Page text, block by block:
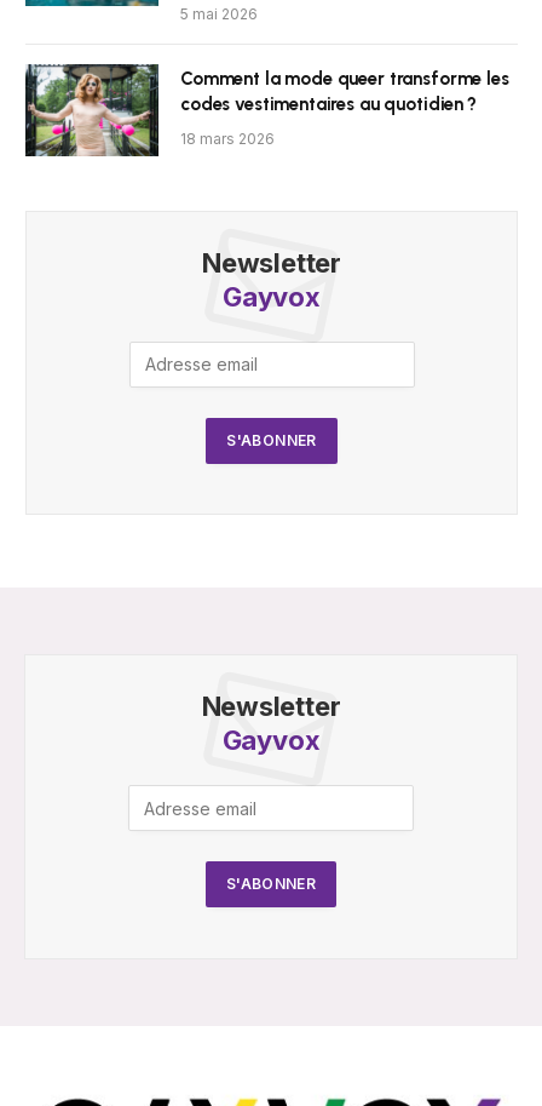
5 mai 2026
Comment la mode queer transforme les
codes vestimentaires au quotidien ?
18 mars 2026
Newsletter
Gayvox
Newsletter
Gayvox